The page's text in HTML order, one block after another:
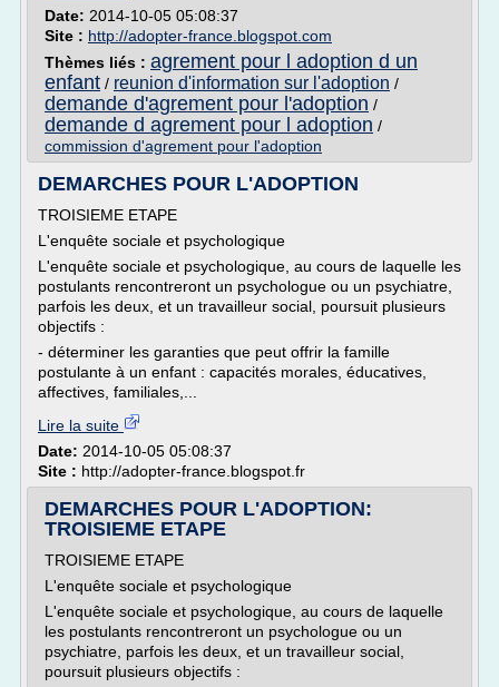
Date: 2014-10-05 05:08:37
Site : http://adopter-france.blogspot.com
Thèmes liés : agrement pour l adoption d un
enfant / reunion d'information sur l'adoption /
demande d'agrement pour l'adoption /
demande d agrement pour l adoption /
commission d'agrement pour l'adoption
DEMARCHES POUR L'ADOPTION
TROISIEME ETAPE
L'enquête sociale et psychologique
L'enquête sociale et psychologique, au cours de laquelle les
postulants rencontreront un psychologue ou un psychiatre,
parfois les deux, et un travailleur social, poursuit plusieurs
objectifs :
- déterminer les garanties que peut offrir la famille
postulante à un enfant : capacités morales, éducatives,
affectives, familiales,...
Lire la suite
Date: 2014-10-05 05:08:37
Site : http://adopter-france.blogspot.fr
DEMARCHES POUR L'ADOPTION:
TROISIEME ETAPE
TROISIEME ETAPE
L'enquête sociale et psychologique
L'enquête sociale et psychologique, au cours de laquelle
les postulants rencontreront un psychologue ou un
psychiatre, parfois les deux, et un travailleur social,
poursuit plusieurs objectifs :